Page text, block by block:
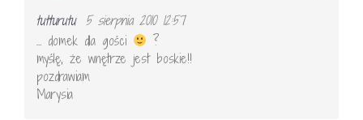
tutturutu
5 sierpnia 2010 12:57
… domek dla gości
?
myślę, że wnętrze jest boskie!!
pozdrawiam
Marysia